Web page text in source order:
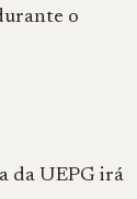
o
da UEPG irá